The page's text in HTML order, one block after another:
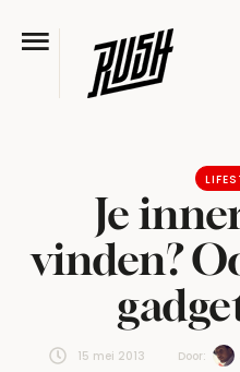
Je
vinden?
15 mei 2013 Door: